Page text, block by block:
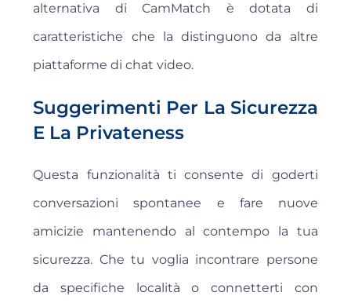
alternativa di CamMatch è dotata di
caratteristiche che la distinguono da altre
piattaforme di chat video.
Suggerimenti Per La Sicurezza
E La Privateness
Questa funzionalità ti consente di goderti
conversazioni spontanee e fare nuove
amicizie mantenendo al contempo la tua
sicurezza. Che tu voglia incontrare persone
da specifiche località o connetterti con